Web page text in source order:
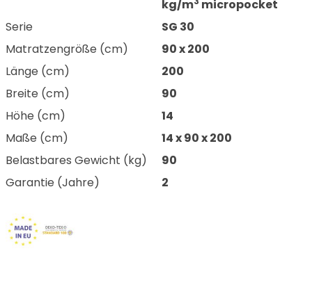
kg/m micropocket
Serie
SG 30
Matratzengröße (cm)
90 x 200
Länge (cm)
200
Breite (cm)
90
Höhe (cm)
14
Maße (cm)
14 x 90 x 200
Belastbares Gewicht (kg)
90
Garantie (Jahre)
2